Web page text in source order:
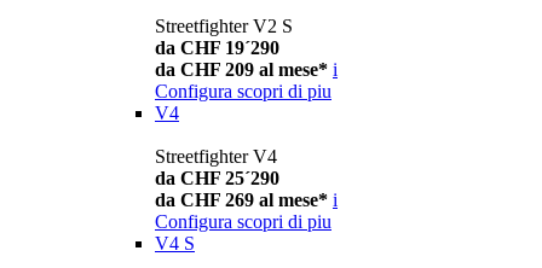
Streetfighter V2 S
da CHF 19´290
da CHF 209 al mese* i
Configura scopri di piu
V4
Streetfighter V4
da CHF 25´290
da CHF 269 al mese* i
Configura scopri di piu
V4 S